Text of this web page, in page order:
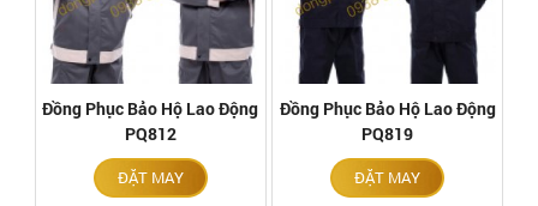
Đồng Phục Bảo Hộ Lao Động
PQ812
ĐẶT MAY
Đồng Phục Bảo Hộ Lao Động
PQ819
ĐẶT MAY